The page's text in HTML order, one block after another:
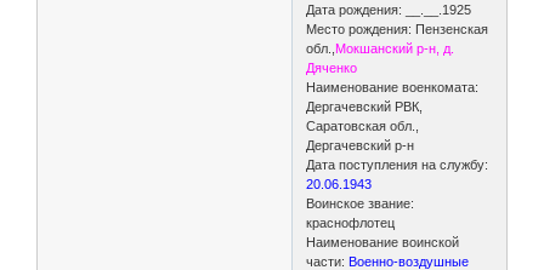
Дата рождения: __.__.1925
Место рождения: Пензенская
обл., Мокшанский р-н, д.
Дяченко
Наименование военкомата:
Дергачевский РВК,
Саратовская обл.,
Дергачевский р-н
Дата поступления на службу:
20.06.1943
Воинское звание:
краснофлотец
Наименование воинской
части: Военно-воздушные